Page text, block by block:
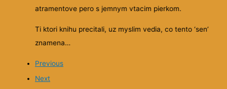
atramentove pero s jemnym vtacim pierkom.
Ti ktori knihu precitali, uz myslim vedia, co tento ‘sen’
znamena…
Previous
Next